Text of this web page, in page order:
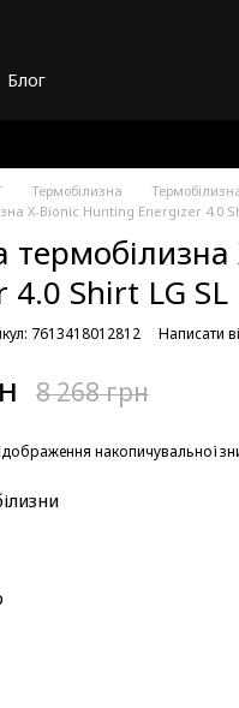
Блог
Термобілизна
X-Bionic Hunting Energizer 4.0
4.0 Shirt LG SL
7613418012812 Написати
8 268 грн
накопичувальної